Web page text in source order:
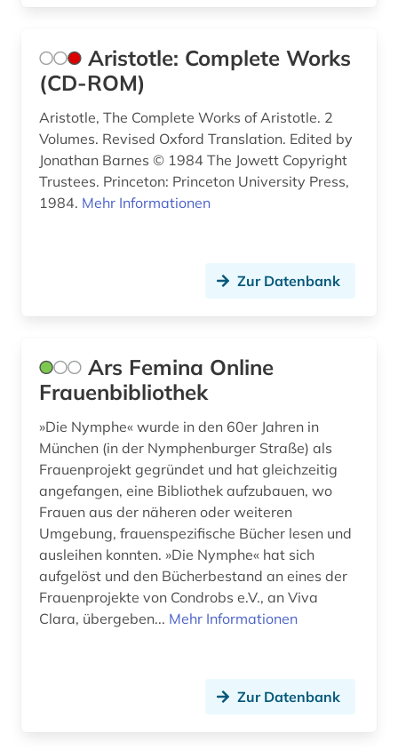
indien (4)
intellekt (1)
interdisziplinarität (1)
irland / literatur / irisch (1)
islam (5)
islamische staaten (1)
islamische studien (1)
islamische theologie (1)
islamwissenschaft (2)
italianistik (1)
jahre der entscheidung (1)
Aristotle: Complete Works
(CD-ROM)
Aristotle, The Complete Works of Aristotle. 2
Volumes. Revised Oxford Translation. Edited by
Jonathan Barnes © 1984 The Jowett Copyright
Trustees. Princeton: Princeton University Press,
1984. Mehr Informationen
Zur Datenbank
Ars Femina Online
Frauenbibliothek
»Die Nymphe« wurde in den 60er Jahren in
München (in der Nymphenburger Straße) als
Frauenprojekt gegründet und hat gleichzeitig
angefangen, eine Bibliothek aufzubauen, wo
Frauen aus der näheren oder weiteren
Umgebung, frauenspezifische Bücher lesen und
ausleihen konnten. »Die Nymphe« hat sich
aufgelöst und den Bücherbestand an eines der
Frauenprojekte von Condrobs e.V., an Viva
Clara, übergeben... Mehr Informationen
Zur Datenbank